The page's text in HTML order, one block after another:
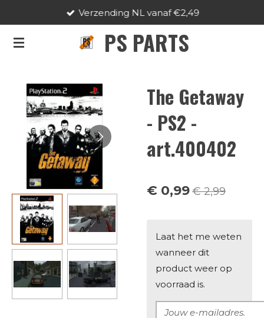
naar
PS PARTS
Verzending NL vanaf €2,49
The Getaway
- PS2 -
art.400402
€ 0,99€ 2,99
Laat het me weten
wanneer dit
product weer op
voorraad is.